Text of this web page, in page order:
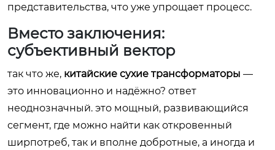
представительства, что уже упрощает процесс.
Вместо заключения:
субъективный вектор
так что же, китайские сухие трансформаторы —
это инновационно и надёжно? ответ
неоднозначный. это мощный, развивающийся
сегмент, где можно найти как откровенный
ширпотреб, так и вполне добротные, а иногда и